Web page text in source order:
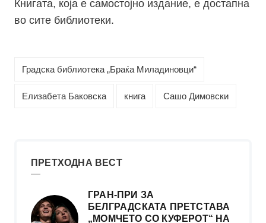
Книгата, која е самостојно издание, е достапна
во сите библиотеки.
Градска библиотека „Браќа Миладиновци“
Елизабета Баковска книга Сашо Димовски
ПРЕТХОДНА ВЕСТ
ГРАН-ПРИ ЗА
БЕЛГРАДСКАТА ПРЕТСТАВА
„МОМЧЕТО СО КУФЕРОТ“ НА